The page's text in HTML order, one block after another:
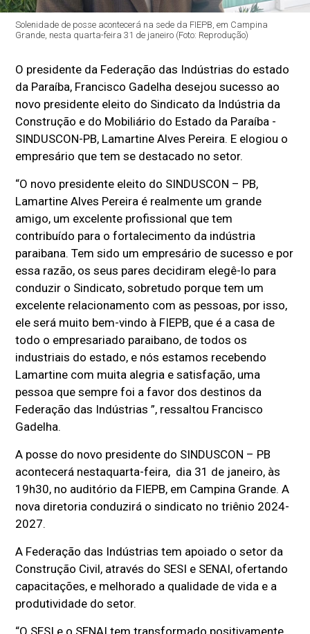
Solenidade de posse acontecerá na sede da FIEPB, em Campina
Grande, nesta quarta-feira 31 de janeiro (Foto: Reprodução)
O presidente da Federação das Indústrias do estado
da Paraíba, Francisco Gadelha desejou sucesso ao
novo presidente eleito do Sindicato da Indústria da
Construção e do Mobiliário do Estado da Paraíba -
SINDUSCON-PB, Lamartine Alves Pereira. E elogiou o
empresário que tem se destacado no setor.
“O novo presidente eleito do SINDUSCON – PB,
Lamartine Alves Pereira é realmente um grande
amigo, um excelente profissional que tem
contribuído para o fortalecimento da indústria
paraibana. Tem sido um empresário de sucesso e por
essa razão, os seus pares decidiram elegê-lo para
conduzir o Sindicato, sobretudo porque tem um
excelente relacionamento com as pessoas, por isso,
ele será muito bem-vindo à FIEPB, que é a casa de
todo o empresariado paraibano, de todos os
industriais do estado, e nós estamos recebendo
Lamartine com muita alegria e satisfação, uma
pessoa que sempre foi a favor dos destinos da
Federação das Indústrias ”, ressaltou Francisco
Gadelha.
A posse do novo presidente do SINDUSCON – PB
acontecerá nestaquarta-feira, dia 31 de janeiro, às
19h30, no auditório da FIEPB, em Campina Grande. A
nova diretoria conduzirá o sindicato no triênio 2024-
2027.
A Federação das Indústrias tem apoiado o setor da
Construção Civil, através do SESI e SENAI, ofertando
capacitações, e melhorado a qualidade de vida e a
produtividade do setor.